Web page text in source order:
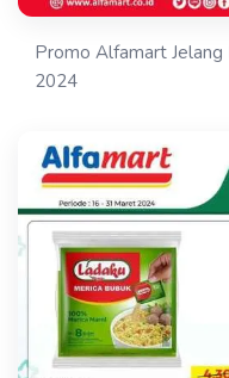
Promo Alfamart
2024